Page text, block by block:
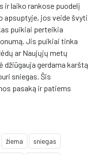
ir laiko rankose puodelį
apsuptyje, jos veide švyti
puikiai perteikia
Jis puikiai tinka
ar Naujųjų metų
gerdama karštą
sniegas. Šis
pasaką ir patiems
žiema sniegas